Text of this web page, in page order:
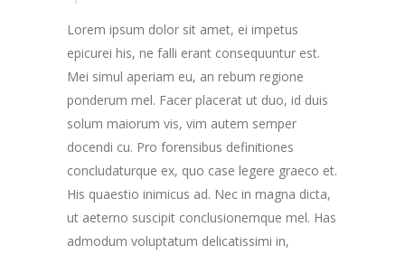
Lorem ipsum dolor sit amet, ei impetus
epicurei his, ne falli erant consequuntur est.
Mei simul aperiam eu, an rebum regione
ponderum mel. Facer placerat ut duo, id duis
solum maiorum vis, vim autem semper
docendi cu. Pro forensibus definitiones
concludaturque ex, quo case legere graeco et.
His quaestio inimicus ad. Nec in magna dicta,
ut aeterno suscipit conclusionemque mel. Has
admodum voluptatum delicatissimi in,